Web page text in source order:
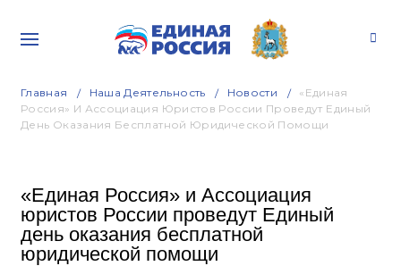
Главная Наша Деятельность Новости
«Единая
Россия» И Ассоциация Юристов России Проведут Единый
День Оказания Бесплатной Юридической Помощи
«Единая Россия» и Ассоциация
юристов России проведут Единый
день оказания бесплатной
юридической помощи